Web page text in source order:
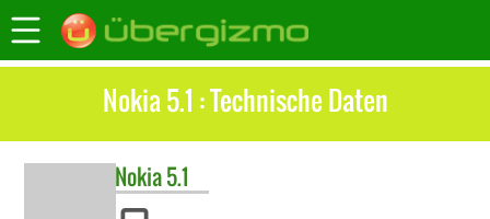
Nokia 5.1 : Technische Daten
Nokia5.1